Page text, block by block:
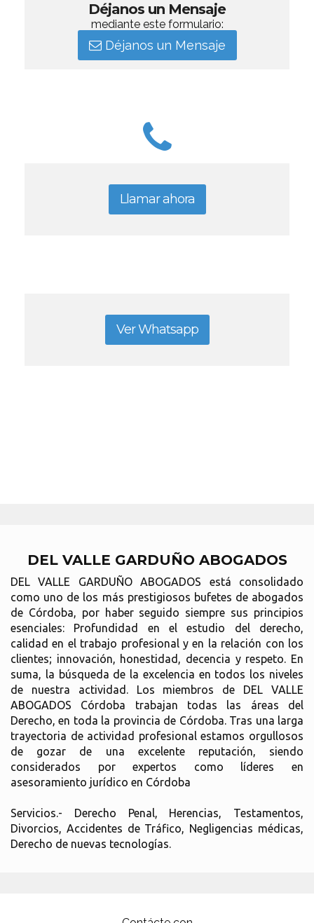
Déjanos un Mensaje
mediante este formulario:
Déjanos un Mensaje
Llamar ahora
Ver Whatsapp
DEL VALLE GARDUÑO ABOGADOS
DEL VALLE GARDUÑO ABOGADOS está consolidado
como uno de los más prestigiosos bufetes de abogados
de Córdoba, por haber seguido siempre sus principios
esenciales: Profundidad en el estudio del derecho,
calidad en el trabajo profesional y en la relación con los
clientes; innovación, honestidad, decencia y respeto. En
suma, la búsqueda de la excelencia en todos los niveles
de nuestra actividad. Los miembros de DEL VALLE
ABOGADOS Córdoba trabajan todas las áreas del
Derecho, en toda la provincia de Córdoba. Tras una larga
trayectoria de actividad profesional estamos orgullosos
de gozar de una excelente reputación, siendo
considerados por expertos como líderes en
asesoramiento jurídico en Córdoba
Servicios.- Derecho Penal, Herencias, Testamentos,
Divorcios, Accidentes de Tráfico, Negligencias médicas,
Derecho de nuevas tecnologías.